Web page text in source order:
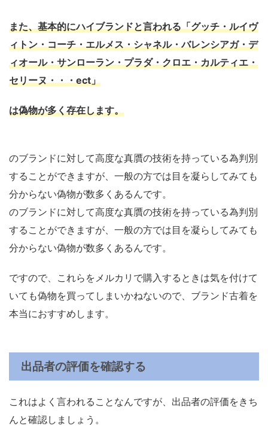
また、基本的にハイブランドと言われる「グッチ・ルイヴ
ィトン・コーチ・エルメス・シャネル・バレンシアガ・デ
ィオール・サンローラン・プラダ・クロエ・カルティエ・
セリーヌ・・・ect」
は偽物が多く存在します。
のブランドに対して高度な真贋の技術を持っている為判別
することができますが、一般の方では目を凝らしてみても
分からない偽物が数多くあるんです。
のブランドに対して高度な真贋の技術を持っている為判別
することができますが、一般の方では目を凝らしてみても
分からない偽物が数多くあるんです。
ですので、これらをメルカリで購入するときは気を付けて
いても偽物を買ってしまいかねないので、ブランド古着を
本当におすすめします。
出品者の評価を確認する
これはよく言われることなんですが、出品者の評価をきち
んと確認しましょう。